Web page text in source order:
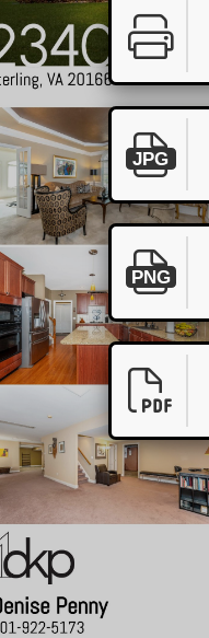
JPG
PNG